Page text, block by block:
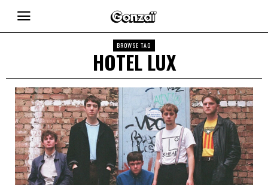
BROWSE TAG
HOTEL LUX